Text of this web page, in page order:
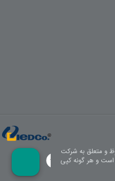
و متعلق به شرکت
است و هر گونه کپی